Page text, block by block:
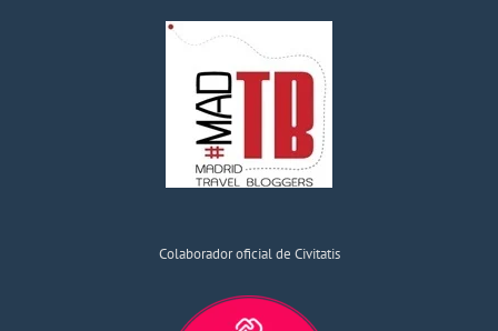
Colaborador oficial de Civitatis